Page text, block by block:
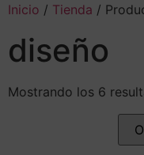
Inicio / Tienda /
diseño
Mostrando los 6